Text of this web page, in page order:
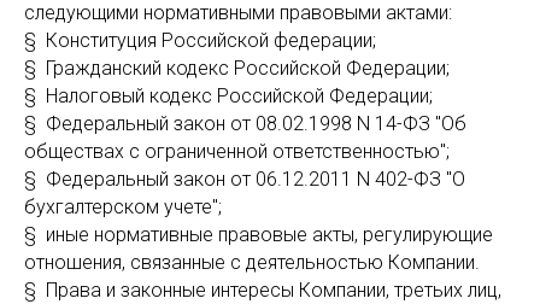
следующими нормативными правовыми актами:
§ Конституция Российской федерации;
§ Гражданский кодекс Российской Федерации;
§ Налоговый кодекс Российской Федерации;
§ Федеральный закон от 08.02.1998 N 14-ФЗ "Об
обществах с ограниченной ответственностью";
§ Федеральный закон от 06.12.2011 N 402-ФЗ "О
бухгалтерском учете";
§ иные нормативные правовые акты, регулирующие
отношения, связанные с деятельностью Компании.
§ Права и законные интересы Компании, третьих лиц,